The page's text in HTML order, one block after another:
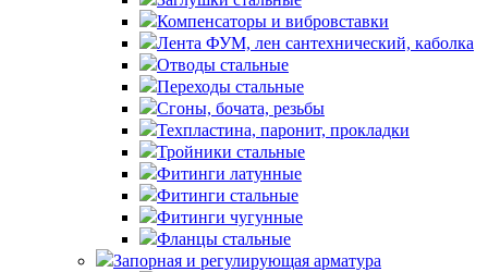
Компенсаторы и вибровставки
Лента ФУМ, лен сантехнический, каболка
Отводы стальные
Переходы стальные
Сгоны, бочата, резьбы
Техпластина, паронит, прокладки
Тройники стальные
Фитинги латунные
Фитинги стальные
Фитинги чугунные
Фланцы стальные
Запорная и регулирующая арматура